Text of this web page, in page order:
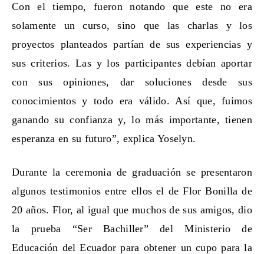
Con el tiempo, fueron notando que este no era
solamente un curso, sino que las charlas y los
proyectos planteados partían de sus experiencias y
sus criterios. Las y los participantes debían aportar
con sus opiniones, dar soluciones desde sus
conocimientos y todo era válido. Así que, fuimos
ganando su confianza y, lo más importante, tienen
esperanza en su futuro”, explica Yoselyn.
Durante la ceremonia de graduación se presentaron
algunos testimonios entre ellos el de Flor Bonilla de
20 años. Flor, al igual que muchos de sus amigos, dio
la prueba “Ser Bachiller” del Ministerio de
Educación del Ecuador para obtener un cupo para la